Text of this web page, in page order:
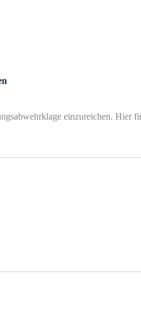
einzureichen. Hier